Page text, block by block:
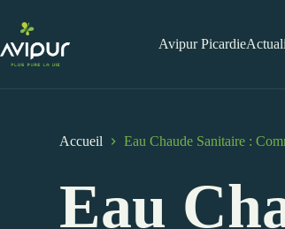
contenu
Avipur Picardie
Accueil Eau Chaude Sanitaire :
Eau